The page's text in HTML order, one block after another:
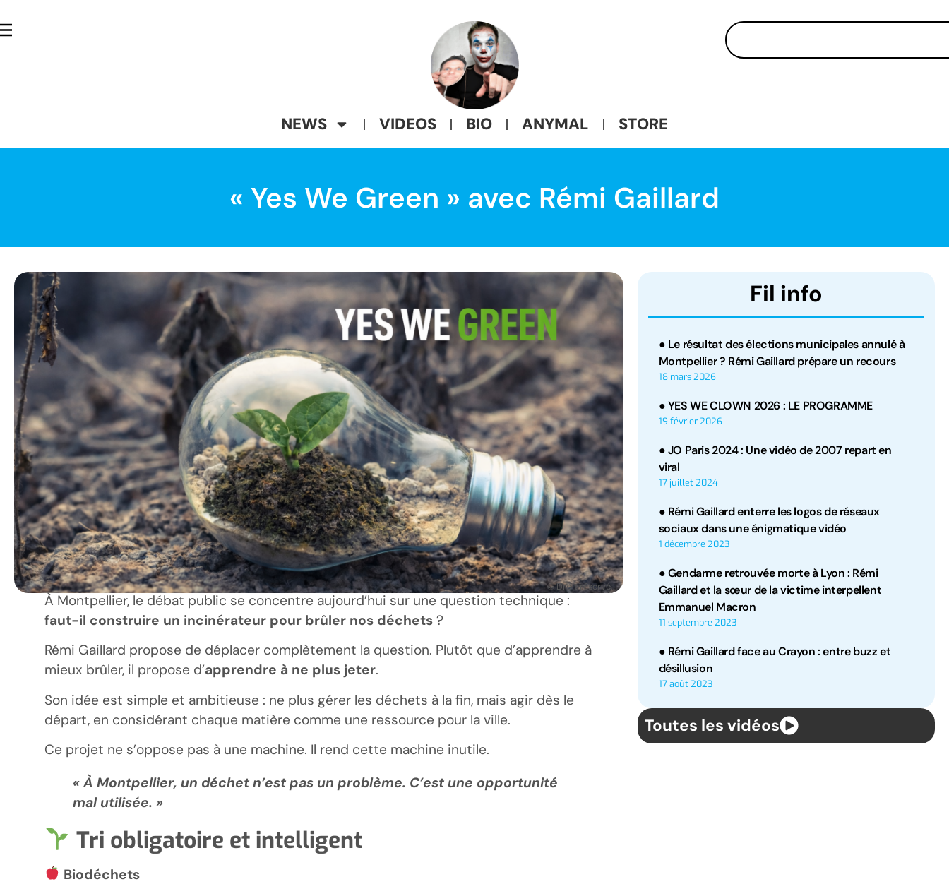
NEWS VIDEOS BIO ANYMAL STORE
« Yes We Green » avec Rémi Gaillard
© Droit réservé.
À Montpellier, le débat public se concentre aujourd’hui sur une question technique :
faut-il construire un incinérateur pour brûler nos déchets ?
Rémi Gaillard propose de déplacer complètement la question. Plutôt que d’apprendre à
mieux brûler, il propose d’apprendre à ne plus jeter.
Son idée est simple et ambitieuse : ne plus gérer les déchets à la fin, mais agir dès le
départ, en considérant chaque matière comme une ressource pour la ville.
Ce projet ne s’oppose pas à une machine. Il rend cette machine inutile.
« À Montpellier, un déchet n’est pas un problème. C’est une opportunité
mal utilisée. »
Tri obligatoire et intelligent
Biodéchets
Fil info
● Le résultat des élections municipales annulé à
Montpellier ? Rémi Gaillard prépare un recours
18 mars 2026
● YES WE CLOWN 2026 : LE PROGRAMME
19 février 2026
● JO Paris 2024 : Une vidéo de 2007 repart en
viral
17 juillet 2024
● Rémi Gaillard enterre les logos de réseaux
sociaux dans une énigmatique vidéo
1 décembre 2023
● Gendarme retrouvée morte à Lyon : Rémi
Gaillard et la sœur de la victime interpellent
Emmanuel Macron
11 septembre 2023
● Rémi Gaillard face au Crayon : entre buzz et
désillusion
17 août 2023
Toutes les vidéos